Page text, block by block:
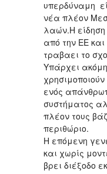
υπερδύναμη
νέα πλέον
λαών.Η
από την ΕΕ και
τραβαει το
Υπάρχει
ενός
συστήματος
πλέον τους
περιθώριο.
Η επόμενη
και χωρίς
βρει διέξοδο